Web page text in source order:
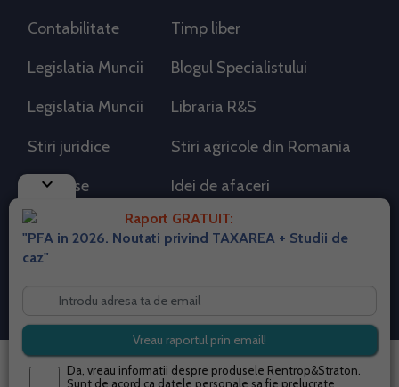
keyboard_arrow_down
Raport GRATUIT:
"PFA in 2026. Noutati privind TAXAREA + Studii de
caz"
Da, vreau informatii despre produsele Rentrop&Straton.
Sunt de acord ca datele personale sa fie prelucrate
Contabilitate Timp liber
Legislatia Muncii Blogul Specialistului
Legislatia Muncii Libraria R&S
Stiri juridice Stiri agricole din Romania
AdSense Idei de afaceri
RSS Flux RSS 2.0
Despre cookies
Termeni si conditii
Contact
© 2026 portalpfa.ro. Toate drepturile rezervate.